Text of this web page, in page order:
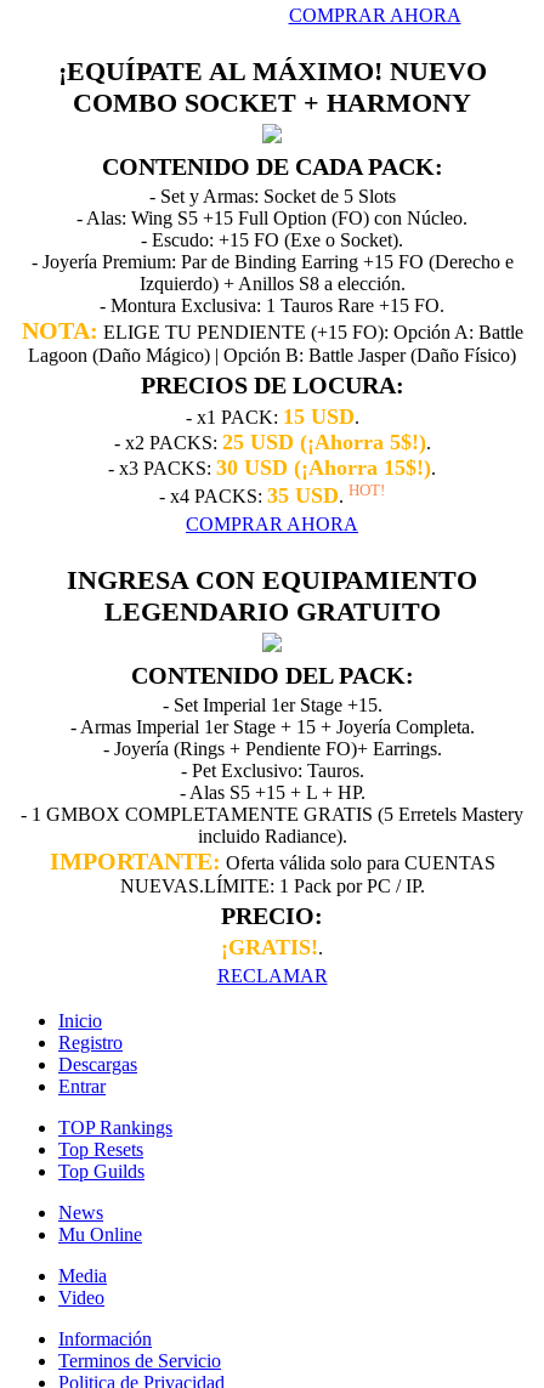
COMPRAR AHORA
¡EQUÍPATE AL MÁXIMO! NUEVO
COMBO SOCKET + HARMONY
CONTENIDO DE CADA PACK:
- Set y Armas: Socket de 5 Slots
- Alas: Wing S5 +15 Full Option (FO) con Núcleo.
- Escudo: +15 FO (Exe o Socket).
- Joyería Premium: Par de Binding Earring +15 FO (Derecho e
Izquierdo) + Anillos S8 a elección.
- Montura Exclusiva: 1 Tauros Rare +15 FO.
NOTA: ELIGE TU PENDIENTE (+15 FO): Opción A: Battle
Lagoon (Daño Mágico) | Opción B: Battle Jasper (Daño Físico)
PRECIOS DE LOCURA:
- x1 PACK: 15 USD.
- x2 PACKS: 25 USD (¡Ahorra 5$!).
- x3 PACKS: 30 USD (¡Ahorra 15$!).
- x4 PACKS: 35 USD. HOT!
COMPRAR AHORA
INGRESA CON EQUIPAMIENTO
LEGENDARIO GRATUITO
CONTENIDO DEL PACK:
- Set Imperial 1er Stage +15.
- Armas Imperial 1er Stage + 15 + Joyería Completa.
- Joyería (Rings + Pendiente FO)+ Earrings.
- Pet Exclusivo: Tauros.
- Alas S5 +15 + L + HP.
- 1 GMBOX COMPLETAMENTE GRATIS (5 Erretels Mastery
incluido Radiance).
IMPORTANTE: Oferta válida solo para CUENTAS
NUEVAS.LÍMITE: 1 Pack por PC / IP.
PRECIO:
¡GRATIS!.
RECLAMAR
Inicio
Registro
Descargas
Entrar
TOP Rankings
Top Resets
Top Guilds
News
Mu Online
Media
Video
Información
Terminos de Servicio
Politica de Privacidad